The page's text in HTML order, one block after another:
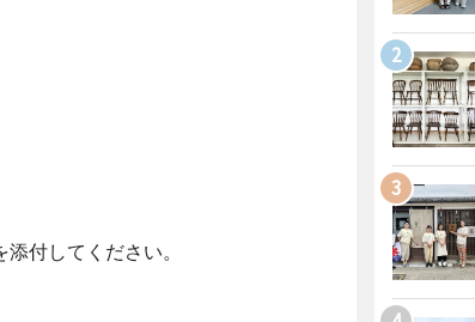
付してください。